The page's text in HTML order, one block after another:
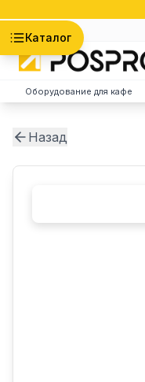
Каталог
Оборудование для кафе
Назад